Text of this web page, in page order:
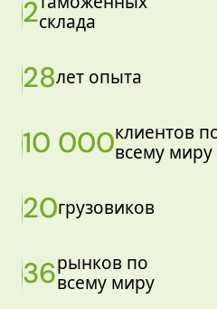
2склада
28лет опыта
10 000клиентов
всему миру
20грузовиков
36рынков по
всему миру